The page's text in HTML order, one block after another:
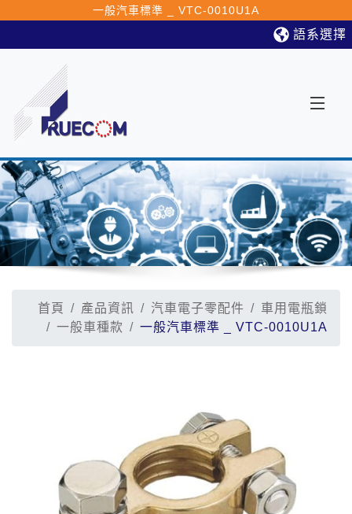
一般汽車標準 _ VTC-0010U1A
語系選擇
首頁 產品資訊 汽車電子零配件
車用電瓶鎖
一般車種款
一般汽車標準 _ VTC-0010U1A